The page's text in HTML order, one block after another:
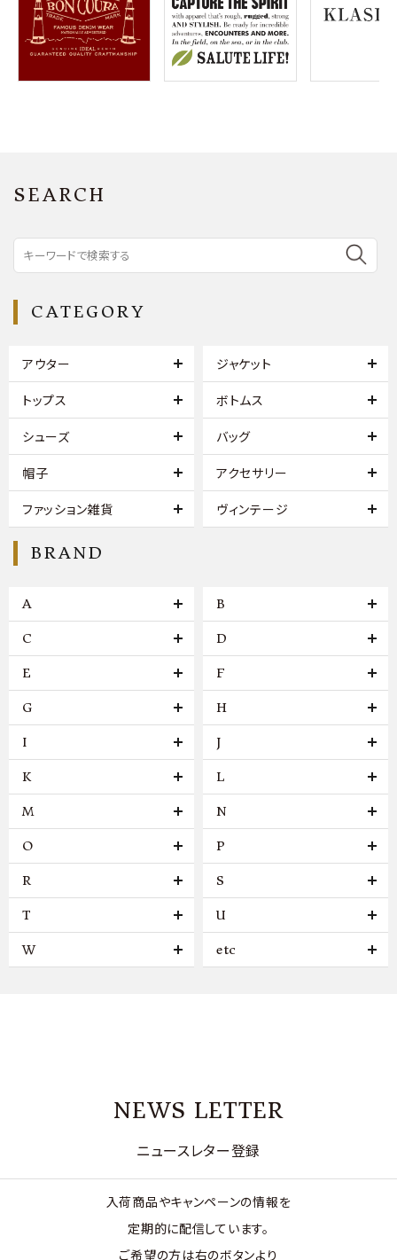
meeting_room ログイン 会員登録
SEARCH
CATEGORY
アウター ジャケット
トップス ボトムス
シューズ バッグ
帽子 アクセサリー
ファッション雑貨 ヴィンテージ
BRAND
A B
C D
E F
G H
I J
K L
M N
O P
R S
T U
W etc
NEWS LETTER
ニュースレター登録
入荷商品やキャンペーンの情報を
定期的に配信しています。
ご希望の方は右のボタンより